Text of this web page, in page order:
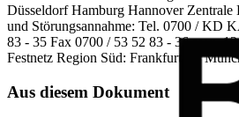
Düsseldorf Hamburg Hannover Zentrale
und Störungsannahme: Tel. 0700 / KD
83 - 35 Fax 0700 / 53 52 83 - 36 max.
Festnetz Region Süd: Frankfurt/M.
Aus diesem Dokument